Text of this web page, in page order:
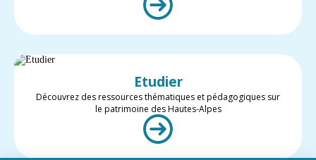
Etudier
Découvrez des ressources thématiques et pédagogiques sur
le patrimoine des Hautes-Alpes